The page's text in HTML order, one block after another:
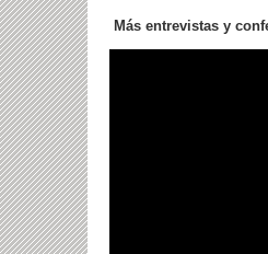
Más entrevistas y